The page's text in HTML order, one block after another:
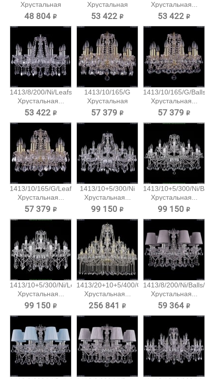
Хрустальная
подвесная...
48 804 ₽
Хрустальная
подвесная...
53 422 ₽
Хрустальная...
53 422 ₽
1413/8/200/Ni/Leafs
Хрустальная...
53 422 ₽
1413/10/165/G
Хрустальная
подвесная...
57 379 ₽
1413/10/165/G/Balls
Хрустальная...
57 379 ₽
1413/10/165/G/Leafs
Хрустальная...
57 379 ₽
1413/10+5/300/Ni
Хрустальная...
99 150 ₽
1413/10+5/300/Ni/Balls
Хрустальная...
99 150 ₽
1413/10+5/300/Ni/Leafs
Хрустальная...
99 150 ₽
1413/20+10+5/400/G
Хрустальная...
256 841 ₽
1413/8/200/Ni/Balls/
Хрустальная...
59 364 ₽